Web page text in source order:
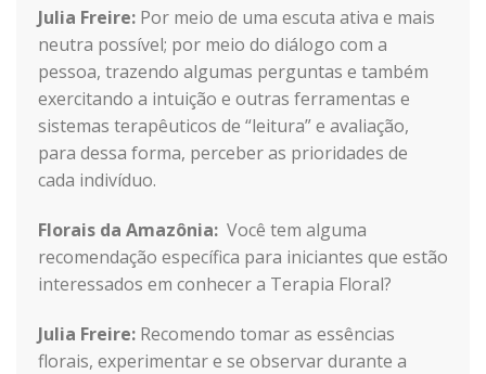
Julia Freire: Por meio de uma escuta ativa e mais
neutra possível; por meio do diálogo com a
pessoa, trazendo algumas perguntas e também
exercitando a intuição e outras ferramentas e
sistemas terapêuticos de “leitura” e avaliação,
para dessa forma, perceber as prioridades de
cada indivíduo.
Florais da Amazônia: Você tem alguma
recomendação específica para iniciantes que estão
interessados em conhecer a Terapia Floral?
Julia Freire: Recomendo tomar as essências
florais, experimentar e se observar durante a